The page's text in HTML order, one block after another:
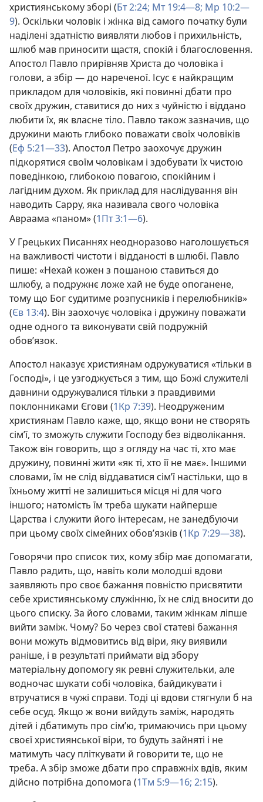
християнському зборі (Бт 2:24; Мт 19:4—8; Мр 10:2—
9). Оскільки чоловік і жінка від самого початку були
наділені здатністю виявляти любов і прихильність,
шлюб мав приносити щастя, спокій і благословення.
Апостол Павло прирівняв Христа до чоловіка і
голови, а збір — до нареченої. Ісус є найкращим
прикладом для чоловіків, які повинні дбати про
своїх дружин, ставитися до них з чуйністю і віддано
любити їх, як власне тіло. Павло також зазначив, що
дружини мають глибоко поважати своїх чоловіків
(Еф 5:21—33). Апостол Петро заохочує дружин
підкорятися своїм чоловікам і здобувати їх чистою
поведінкою, глибокою повагою, спокійним і
лагідним духом. Як приклад для наслідування він
наводить Сарру, яка називала свого чоловіка
Авраама «паном» (1Пт 3:1—6).
У Грецьких Писаннях неодноразово наголошується
на важливості чистоти і відданості в шлюбі. Павло
пише: «Нехай кожен з пошаною ставиться до
шлюбу, а подружнє ложе хай не буде опоганене,
тому що Бог судитиме розпусників і перелюбників»
(Єв 13:4). Він заохочує чоловіка і дружину поважати
одне одного та виконувати свій подружній
обов’язок.
Апостол наказує християнам одружуватися «тільки в
Господі», і це узгоджується з тим, що Божі служителі
давнини одружувалися тільки з правдивими
поклонниками Єгови (1Кр 7:39). Неодруженим
християнам Павло каже, що, якщо вони не створять
сім’ї, то зможуть служити Господу без відволікання.
Також він говорить, що з огляду на час ті, хто має
дружину, повинні жити «як ті, хто її не має». Іншими
словами, їм не слід віддаватися сім’ї настільки, що в
їхньому житті не залишиться місця ні для чого
іншого; натомість їм треба шукати найперше
Царства і служити його інтересам, не занедбуючи
при цьому своїх сімейних обов’язків (1Кр 7:29—38).
Говорячи про список тих, кому збір має допомагати,
Павло радить, що, навіть коли молодші вдови
заявляють про своє бажання повністю присвятити
себе християнському служінню, їх не слід вносити до
цього списку. За його словами, таким жінкам ліпше
вийти заміж. Чому? Бо через свої статеві бажання
вони можуть відмовитись від віри, яку виявили
раніше, і в результаті приймати від збору
матеріальну допомогу як ревні служительки, але
водночас шукати собі чоловіка, байдикувати і
втручатися в чужі справи. Тоді ці вдови стягнули б на
себе осуд. Якщо ж вони вийдуть заміж, народять
дітей і дбатимуть про сім’ю, тримаючись при цьому
своєї християнської віри, то будуть зайняті і не
матимуть часу пліткувати й говорити те, що не
треба. А збір зможе дбати про справжніх вдів, яким
дійсно потрібна допомога (1Тм 5:9—16; 2:15).